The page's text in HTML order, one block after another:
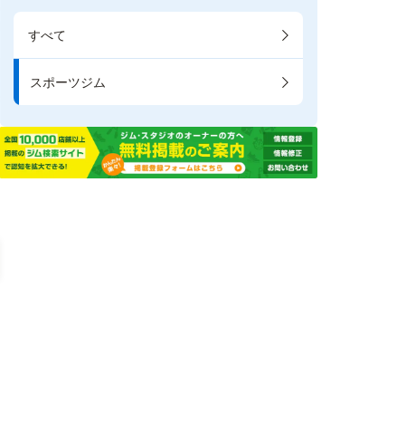
すべて
スポーツジム